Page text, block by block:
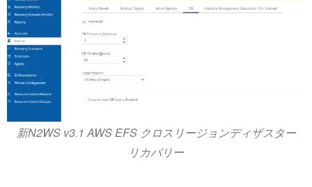
新N2WS v3.1 AWS EFS クロスリージョンディザスター
リカバリー